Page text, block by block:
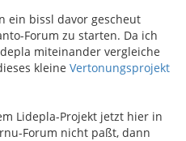
ein bissl davor gescheut
Forum zu starten. Da ich
miteinander vergleiche
kleine Vertonungsprojekt
Lidepla-Projekt jetzt hier in
Forum nicht paßt, dann